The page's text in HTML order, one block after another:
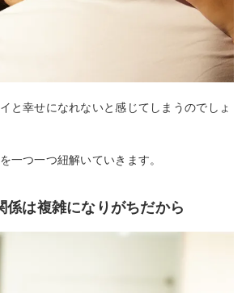
と幸せになれないと感じてしまうのでしょ
一つ一つ紐解いていきます。
係は複雑になりがちだから